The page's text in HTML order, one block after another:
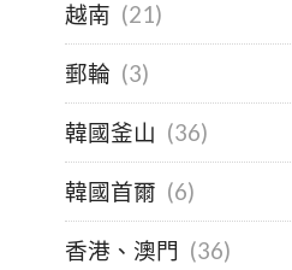
越南 (21)
郵輪 (3)
韓國釜山 (36)
韓國首爾 (6)
香港、澳門 (36)